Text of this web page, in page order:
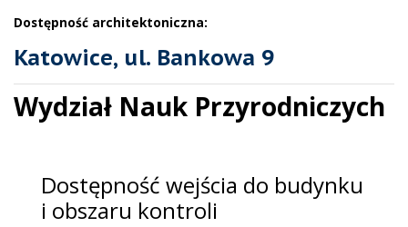
Dostępność architektoniczna:
Katowice, ul. Bankowa 9
Wydział Nauk Przyrodniczych
Dostępność wejścia do budynku
i obszaru kontroli